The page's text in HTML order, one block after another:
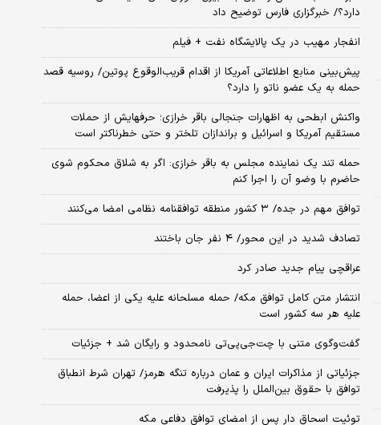
دارد؟/ خبرگزاری فارس توضیح داد
انفجار مهیب در یک پالایشگاه نفت + فیلم
پیش‌بینی منابع اطلاعاتی آمریکا از اقدام قریب‌الوقوع پوتین/ روسیه قصد
حمله به یک عضو ناتو را دارد؟
واکنش ابطحی به اظهارات جنجالی باقر خرازی؛ حرفهایش از حملات
مستقیم آمریکا و اسرائیل و براندازان تلختر و حتی خطرناکتر است
حمله تند یک نماینده مجلس به باقر خرازی: اگر به شلاق محکوم شوی
حاضرم با وضو آن را اجرا کنم
توافق مهم در جده/ ۳ کشور منطقه توافقنامه نظامی امضا می‌کنند
تصادف شدید در این محور/ ۴ نفر جان باختند
عراقچی پیام جدید صادر کرد
انتشار متن کامل توافق مکه/ حمله مسلحانه علیه یکی از اعضا، حمله
علیه هر سه کشور است
گفت‌وگوی متنی با چت‌جی‌پی‌تی نامحدود و رایگان شد + جزئیات
جزئیاتی از مذاکرات ایران و عمان درباره تنگه هرمز/ تهران شرط انطباق
توافق با حقوق بین‌الملل را پذیرفت
توئیت اسحاق دار پس از امضای توافق دفاعی مکه